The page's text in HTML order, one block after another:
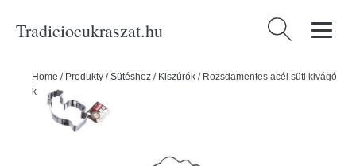
Tradiciocukraszat.hu Keresés:
Home / Produkty /Sütéshez / Kiszúrók / Rozsdamentes acél süti kivágó
kakas - ORION